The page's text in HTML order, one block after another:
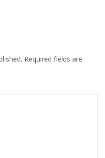
Required fields are